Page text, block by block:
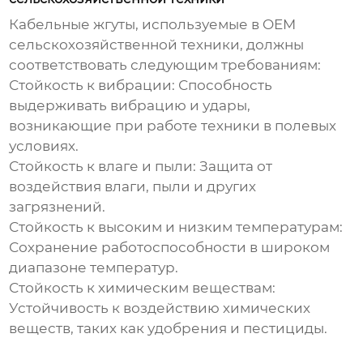
Кабельные жгуты, используемые в OEM
сельскохозяйственной техники, должны
соответствовать следующим требованиям:
Стойкость к вибрации: Способность
выдерживать вибрацию и удары,
возникающие при работе техники в полевых
условиях.
Стойкость к влаге и пыли: Защита от
воздействия влаги, пыли и других
загрязнений.
Стойкость к высоким и низким температурам:
Сохранение работоспособности в широком
диапазоне температур.
Стойкость к химическим веществам:
Устойчивость к воздействию химических
веществ, таких как удобрения и пестициды.